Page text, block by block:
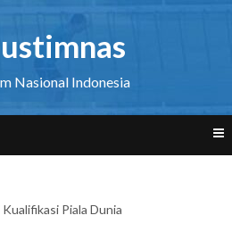
Nasional Indonesia
Piala Dunia